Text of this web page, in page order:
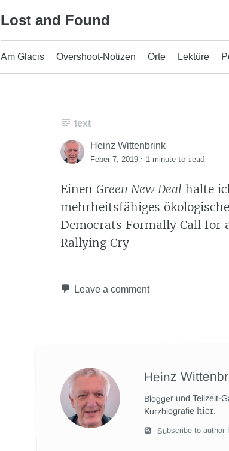
Lost and Found
Am Glacis Overshoot-Notizen Orte Lektüre
text
Heinz Wittenbrink
Feber 7, 2019 · 1 minute to read
Einen Green New Deal halte
mehrheitsfähiges
Democrats Formally Call for
Rallying Cry
Leave a comment
Heinz
Blogger und Teilzeit-
Kurzbiografiehier.
Subscribe to author